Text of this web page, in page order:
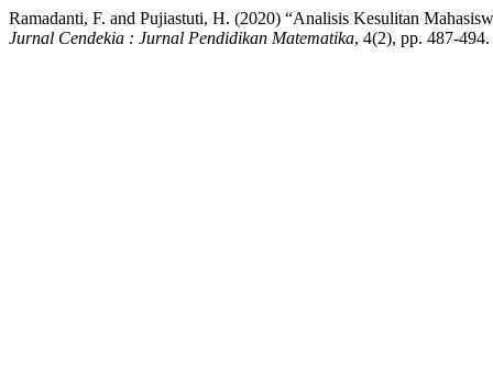
Ramadanti, F. and Pujiastuti, H. (2020) “Analisis Kesulitan
Jurnal Cendekia : Jurnal Pendidikan Matematika, 4(2), pp. 487-